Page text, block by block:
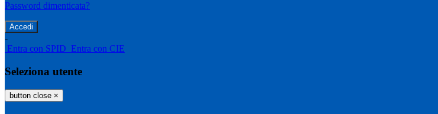
Password dimenticata?
-
Entra con SPID Entra con CIE
Seleziona utente
button close ×